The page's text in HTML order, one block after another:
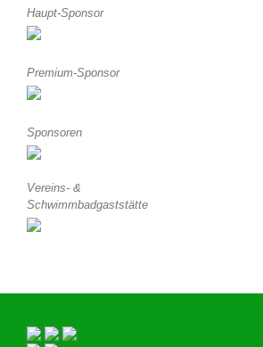
Haupt-Sponsor
Premium-Sponsor
Sponsoren
Vereins- &
Schwimmbadgaststätte